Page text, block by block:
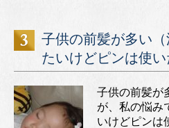
子供の前髪が多い
たいけどピンは使い
子供の前髪が
が、私の悩み
いけどピンは